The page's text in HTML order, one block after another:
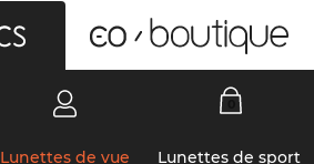
Lunettes de vue Lunettes de sport